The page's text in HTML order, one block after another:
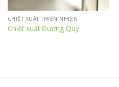
CHIẾT XUẤT THIÊN NHIÊN
Chiết xuất Đương Quy